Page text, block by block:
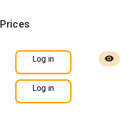
Prices
Log in
Log in